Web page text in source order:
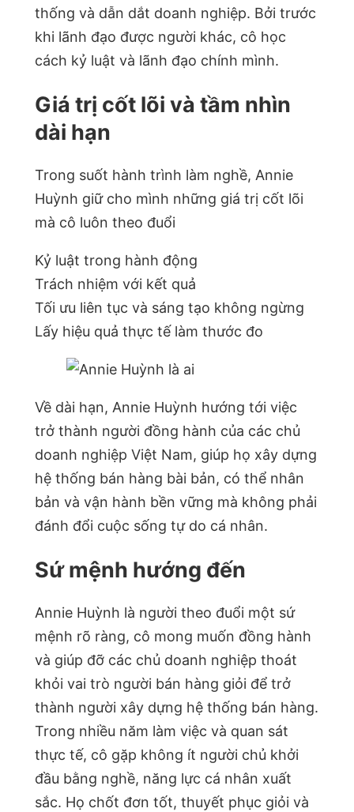
thống và dẫn dắt doanh nghiệp. Bởi trước
khi lãnh đạo được người khác, cô học
cách kỷ luật và lãnh đạo chính mình.
Giá trị cốt lõi và tầm nhìn
dài hạn
Trong suốt hành trình làm nghề, Annie
Huỳnh giữ cho mình những giá trị cốt lõi
mà cô luôn theo đuổi
Kỷ luật trong hành động
Trách nhiệm với kết quả
Tối ưu liên tục và sáng tạo không ngừng
Lấy hiệu quả thực tế làm thước đo
Về dài hạn, Annie Huỳnh hướng tới việc
trở thành người đồng hành của các chủ
doanh nghiệp Việt Nam, giúp họ xây dựng
hệ thống bán hàng bài bản, có thể nhân
bản và vận hành bền vững mà không phải
đánh đổi cuộc sống tự do cá nhân.
Sứ mệnh hướng đến
Annie Huỳnh là người theo đuổi một sứ
mệnh rõ ràng, cô mong muốn đồng hành
và giúp đỡ các chủ doanh nghiệp thoát
khỏi vai trò người bán hàng giỏi để trở
thành người xây dựng hệ thống bán hàng.
Trong nhiều năm làm việc và quan sát
thực tế, cô gặp không ít người chủ khởi
đầu bằng nghề, năng lực cá nhân xuất
sắc. Họ chốt đơn tốt, thuyết phục giỏi và